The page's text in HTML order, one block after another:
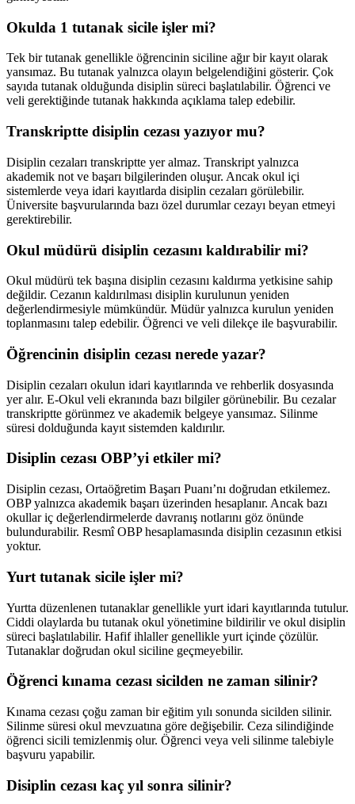
Okulda 1 tutanak sicile işler mi?
Tek bir tutanak genellikle öğrencinin siciline ağır bir kayıt olarak
yansımaz. Bu tutanak yalnızca olayın belgelendiğini gösterir. Çok
sayıda tutanak olduğunda disiplin süreci başlatılabilir. Öğrenci ve
veli gerektiğinde tutanak hakkında açıklama talep edebilir.
Transkriptte disiplin cezası yazıyor mu?
Disiplin cezaları transkriptte yer almaz. Transkript yalnızca
akademik not ve başarı bilgilerinden oluşur. Ancak okul içi
sistemlerde veya idari kayıtlarda disiplin cezaları görülebilir.
Üniversite başvurularında bazı özel durumlar cezayı beyan etmeyi
gerektirebilir.
Okul müdürü disiplin cezasını kaldırabilir mi?
Okul müdürü tek başına disiplin cezasını kaldırma yetkisine sahip
değildir. Cezanın kaldırılması disiplin kurulunun yeniden
değerlendirmesiyle mümkündür. Müdür yalnızca kurulun yeniden
toplanmasını talep edebilir. Öğrenci ve veli dilekçe ile başvurabilir.
Öğrencinin disiplin cezası nerede yazar?
Disiplin cezaları okulun idari kayıtlarında ve rehberlik dosyasında
yer alır. E-Okul veli ekranında bazı bilgiler görünebilir. Bu cezalar
transkriptte görünmez ve akademik belgeye yansımaz. Silinme
süresi dolduğunda kayıt sistemden kaldırılır.
Disiplin cezası OBP’yi etkiler mi?
Disiplin cezası, Ortaöğretim Başarı Puanı’nı doğrudan etkilemez.
OBP yalnızca akademik başarı üzerinden hesaplanır. Ancak bazı
okullar iç değerlendirmelerde davranış notlarını göz önünde
bulundurabilir. Resmî OBP hesaplamasında disiplin cezasının etkisi
yoktur.
Yurt tutanak sicile işler mi?
Yurtta düzenlenen tutanaklar genellikle yurt idari kayıtlarında tutulur.
Ciddi olaylarda bu tutanak okul yönetimine bildirilir ve okul disiplin
süreci başlatılabilir. Hafif ihlaller genellikle yurt içinde çözülür.
Tutanaklar doğrudan okul siciline geçmeyebilir.
Öğrenci kınama cezası sicilden ne zaman silinir?
Kınama cezası çoğu zaman bir eğitim yılı sonunda sicilden silinir.
Silinme süresi okul mevzuatına göre değişebilir. Ceza silindiğinde
öğrenci sicili temizlenmiş olur. Öğrenci veya veli silinme talebiyle
başvuru yapabilir.
Disiplin cezası kaç yıl sonra silinir?